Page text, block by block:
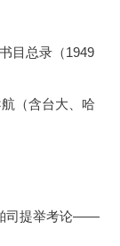
目总录（1949
（含台大、哈
司提举考论——